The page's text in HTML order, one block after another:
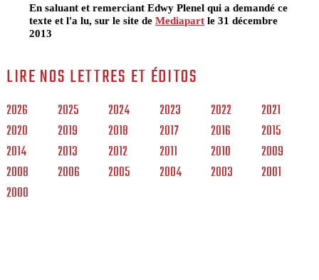
En saluant et remerciant Edwy Plenel qui a demandé ce
texte et l'a lu, sur le site deMediapart le 31 décembre
2013
LIRE NOS LETTRES ET ÉDITOS
2026 2025 2024 2023 2022
2021
2020
2019 2018 2017 2016
2015
2014
2013 2012 2011 2010
2009
2008
2006 2005 2004 2003
2001
2000